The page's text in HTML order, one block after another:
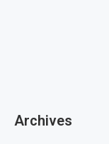
Archives